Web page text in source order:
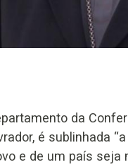
da
é sublinhada
e de um país seja